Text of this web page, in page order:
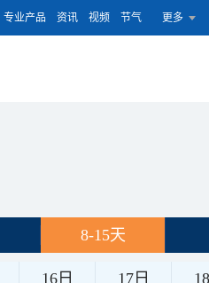
专业产品 资讯 视频 节气 更多
8-15天
16日 17日